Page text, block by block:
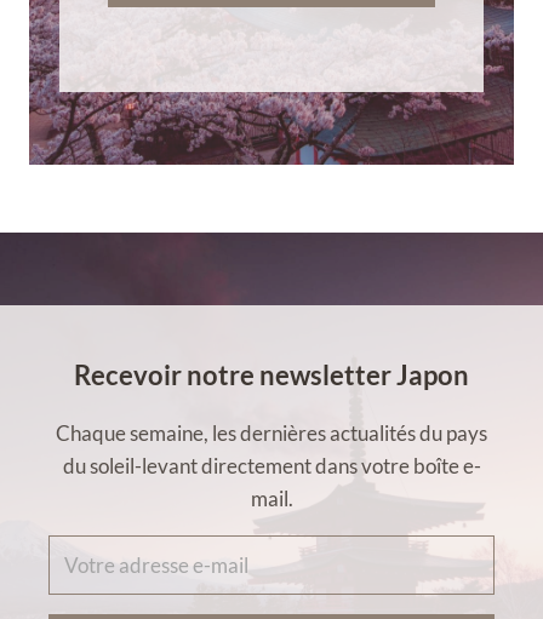
Recevoir notre newsletter Japon
Chaque semaine, les dernières actualités du pays
du soleil-levant directement dans votre boîte e-
mail.